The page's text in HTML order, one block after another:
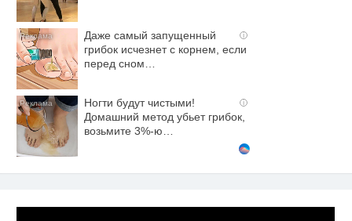
i
Даже самый запущенный
грибок исчезнет с корнем, если
перед сном…
i
Ногти будут чистыми!
Домашний метод убьет грибок,
возьмите 3%-ю…